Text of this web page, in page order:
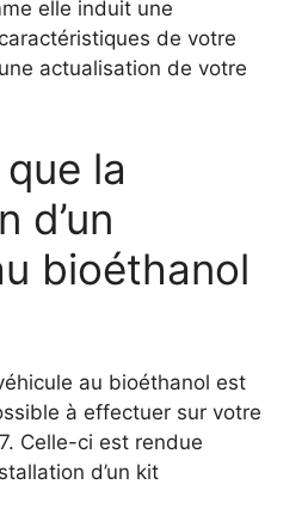
elle induit une
de votre
actualisation de votre
la
d’un
bioéthanol
au bioéthanol est
à effectuer sur votre
Celle-ci est rendue
d’un kit